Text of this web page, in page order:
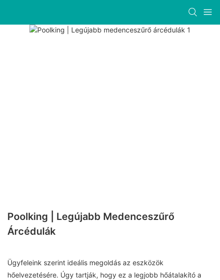
Poolking | Legújabb Medenceszűrő
Árcédulák
Ügyfeleink szerint ideális megoldás az eszközök
hőelvezetésére. Úgy tartják, hogy ez a legjobb hőátalakító a